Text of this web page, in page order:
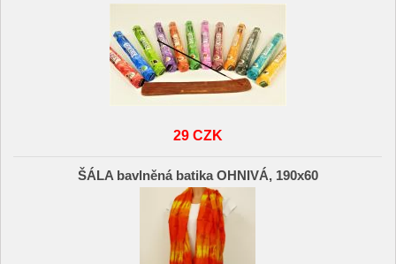
29 CZK
ŠÁLA bavlněná batika OHNIVÁ, 190x60